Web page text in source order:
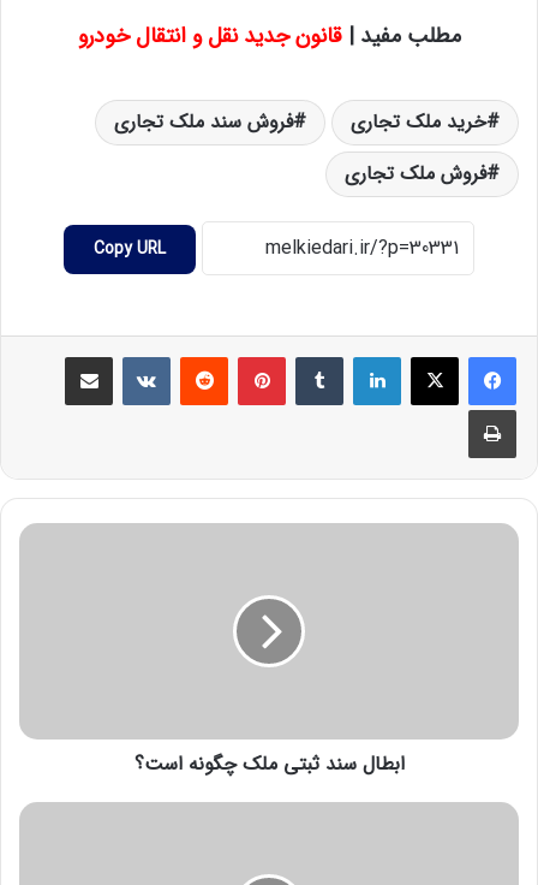
مطلب مفید |قانون جدید نقل و انتقال خودرو
خرید ملک تجاری
فروش سند ملک تجاری
فروش ملک تجاری
Copy URL
ابطال سند ثبتی ملک چگونه است؟